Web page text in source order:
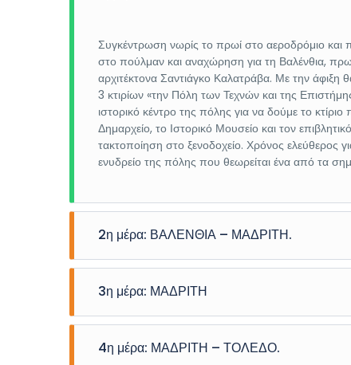
Συγκέντρωση νωρίς το πρωί στο αεροδρόμιο και
στο πούλμαν και αναχώρηση για τη Βαλένθια,
αρχιτέκτονα Σαντιάγκο Καλατράβα. Με την
3 κτιρίων «την Πόλη των Τεχνών και της
ιστορικό κέντρο της πόλης για να δούμε το
Δημαρχείο, το Ιστορικό Μουσείο και τον
τακτοποίηση στο ξενοδοχείο. Χρόνος ελεύθερος
ενυδρείο της πόλης που θεωρείται ένα από τα
2η μέρα: ΒΑΛΕΝΘΙΑ – ΜΑΔΡΙΤΗ.
Ιβηρικής Χερσονήσου, σε υψόμετρο 667 μ. πάνω
Διανυκτέρευση.
3η μέρα: ΜΑΔΡΙΤΗ
Μαδρίτη. Θα δούμε την μεσαιωνική πλατεία
4η μέρα: ΜΑΔΡΙΤΗ – ΤΟΛΕΔΟ.